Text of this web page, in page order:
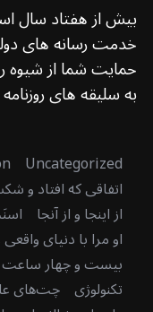
بیش از هفتاد سال
خدمت رسانه های
حمایت شما از شیوه
به سلیقه های
Uncategorized
اتفاقی که افتاد و
از اینجا و از آنجا
او مرا با دنیای
بیست و چهار ساعت
تکنولوژی چت‌های